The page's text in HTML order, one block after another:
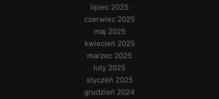
lipiec 2025
czerwiec 2025
maj 2025
kwiecień 2025
marzec 2025
luty 2025
styczeń 2025
grudzień 2024